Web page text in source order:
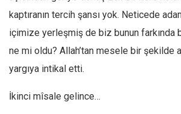
kaptıranın tercih şansı yok. Neticede
içimize yerleşmiş de biz bunun farkında
ne mi oldu? Allah’tan mesele bir şekilde
yargıya intikal etti.
İkinci mîsale gelince…